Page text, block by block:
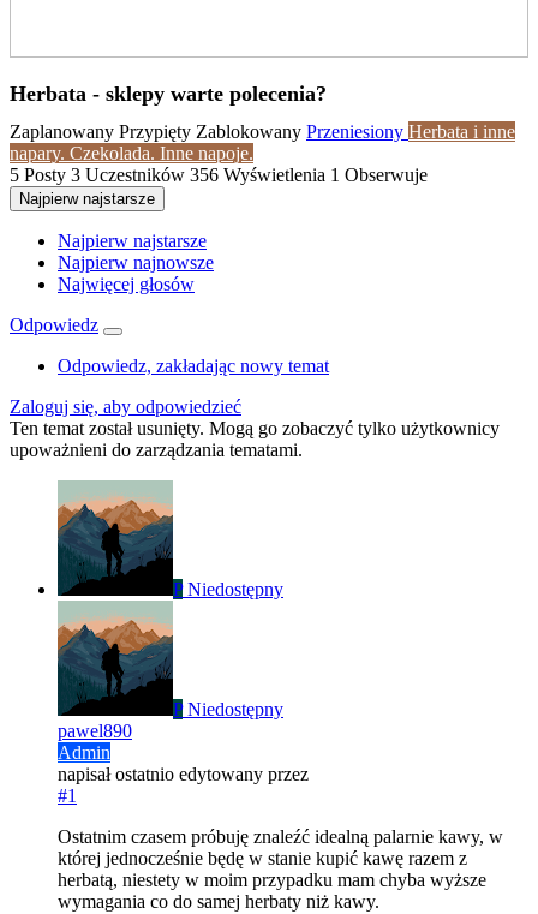
Herbata - sklepy warte polecenia?
Zaplanowany Przypięty Zablokowany Przeniesiony Herbata i inne
napary. Czekolada. Inne napoje.
5 Posty 3 Uczestników 356 Wyświetlenia 1 Obserwuje
Najpierw najstarsze
Najpierw najstarsze
Najpierw najnowsze
Najwięcej głosów
Odpowiedz
Odpowiedz, zakładając nowy temat
Zaloguj się, aby odpowiedzieć
Ten temat został usunięty. Mogą go zobaczyć tylko użytkownicy
upoważnieni do zarządzania tematami.
P Niedostępny
P Niedostępny
pawel890
Admin
napisałostatnio edytowany przez
#1
Ostatnim czasem próbuję znaleźć idealną palarnie kawy, w
której jednocześnie będę w stanie kupić kawę razem z
herbatą, niestety w moim przypadku mam chyba wyższe
wymagania co do samej herbaty niż kawy.